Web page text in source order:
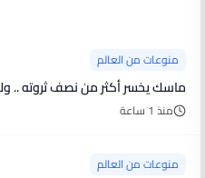
منوعات من العالم
ماسك يخسر أكثر من نصف ثروته .. ولا يزال الأغنى في العالم
منذ 1 ساعة
منوعات من العالم